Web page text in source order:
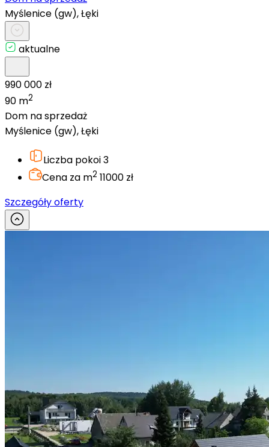
Myślenice (gw), Łęki
aktualne
990 000 zł
90 m2
Dom na sprzedaż
Myślenice (gw), Łęki
Liczba pokoi3
Cena za m2 11000 zł
Szczegóły oferty